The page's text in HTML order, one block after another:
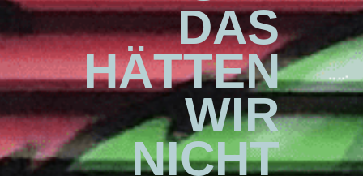
DAS
HÄTTEN
WIR
NICHT